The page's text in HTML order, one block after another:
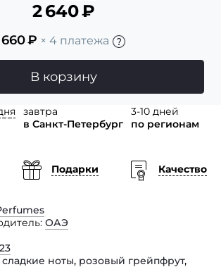
2 640₽
660₽ × 4 платежа
В корзину
завтра
в Санкт-Петербург
3-10 дней
по регионам
Подарки
Качество
ОАЭ
сладкие ноты, розовый грейпфрут,